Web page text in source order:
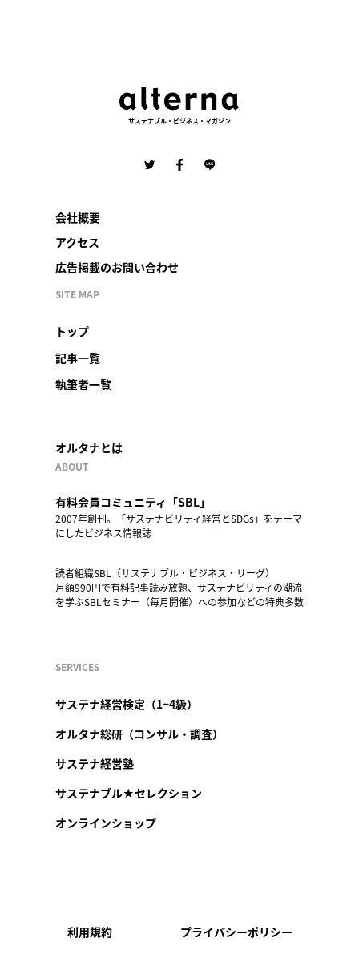
サステナブル・ビジネス・マガジン
会社概要
アクセス
広告掲載のお問い合わせ
SITE MAP
トップ
記事一覧
執筆者一覧
オルタナとは
ABOUT
有料会員コミュニティ「SBL」
2007年創刊。「サステナビリティ経営とSDGs」をテーマ
にしたビジネス情報誌
読者組織SBL（サステナブル・ビジネス・リーグ）
月額990円で有料記事読み放題、サステナビリティの潮流
を学ぶSBLセミナー（毎月開催）への参加などの特典多数
SERVICES
サステナ経営検定（1~4級）
オルタナ総研（コンサル・調査）
サステナ経営塾
サステナブル★セレクション
オンラインショップ
利用規約 プライバシーポリシー